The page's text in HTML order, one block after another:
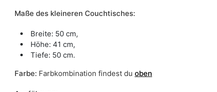
Maße des kleineren Couchtisches:
Breite: 50 cm,
Höhe: 41 cm,
Tiefe: 50 cm.
Farbe: Farbkombination findest du oben